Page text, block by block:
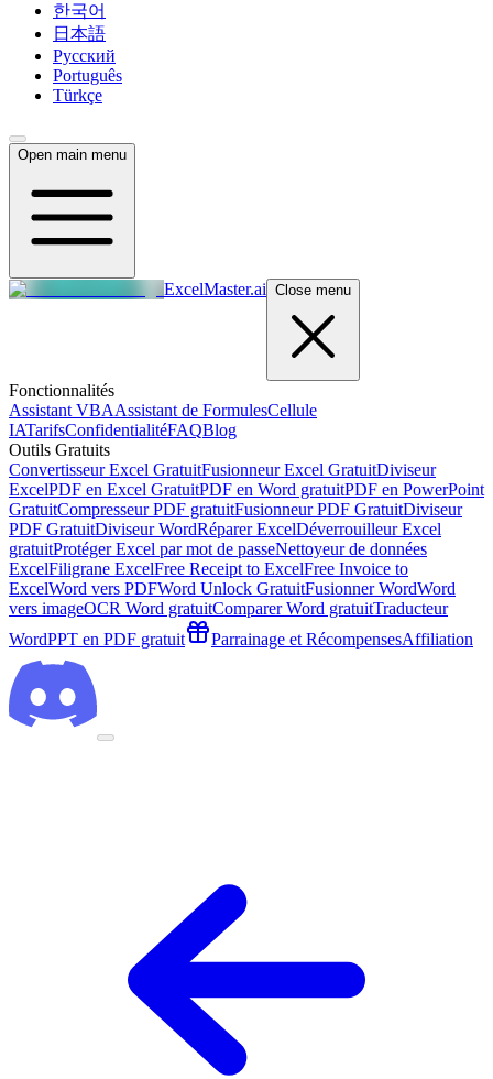
한국어
日本語
Русский
Português
Türkçe
Open main menu
ExcelMaster.ai Close menu
Fonctionnalités
Assistant VBAAssistant de FormulesCellule
IATarifsConfidentialitéFAQBlog
Outils Gratuits
Convertisseur Excel GratuitFusionneur Excel GratuitDiviseur
ExcelPDF en Excel GratuitPDF en Word gratuitPDF en PowerPoint
GratuitCompresseur PDF gratuitFusionneur PDF GratuitDiviseur
PDF GratuitDiviseur WordRéparer ExcelDéverrouilleur Excel
gratuitProtéger Excel par mot de passeNettoyeur de données
ExcelFiligrane ExcelFree Receipt to ExcelFree Invoice to
ExcelWord vers PDFWord Unlock GratuitFusionner WordWord
vers imageOCR Word gratuitComparer Word gratuitTraducteur
WordPPT en PDF gratuit Parrainage et RécompensesAffiliation